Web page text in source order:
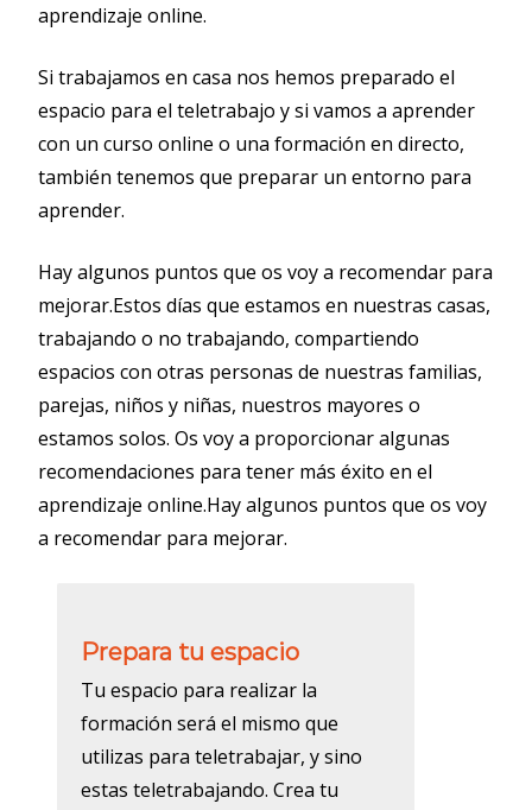
aprendizaje online.
Si trabajamos en casa nos hemos preparado el
espacio para el teletrabajo y si vamos a aprender
con un curso online o una formación en directo,
también tenemos que preparar un entorno para
aprender.
Hay algunos puntos que os voy a recomendar para
mejorar.Estos días que estamos en nuestras casas,
trabajando o no trabajando, compartiendo
espacios con otras personas de nuestras familias,
parejas, niños y niñas, nuestros mayores o
estamos solos. Os voy a proporcionar algunas
recomendaciones para tener más éxito en el
aprendizaje online.Hay algunos puntos que os voy
a recomendar para mejorar.
Prepara tu espacio
Tu espacio para realizar la
formación será el mismo que
utilizas para teletrabajar, y sino
estas teletrabajando. Crea tu